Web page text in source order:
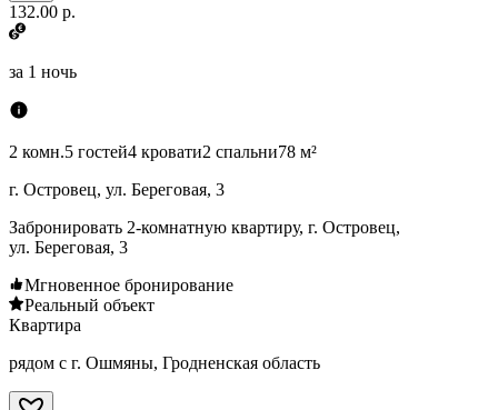
132.00 р.
за 1 ночь
2 комн.5 гостей4 кровати2 спальни78 м²
г. Островец, ул. Береговая, 3
Забронировать 2-комнатную квартиру, г. Островец,
ул. Береговая, 3
Мгновенное бронирование
Реальный объект
Квартира
рядом с г. Ошмяны, Гродненская область